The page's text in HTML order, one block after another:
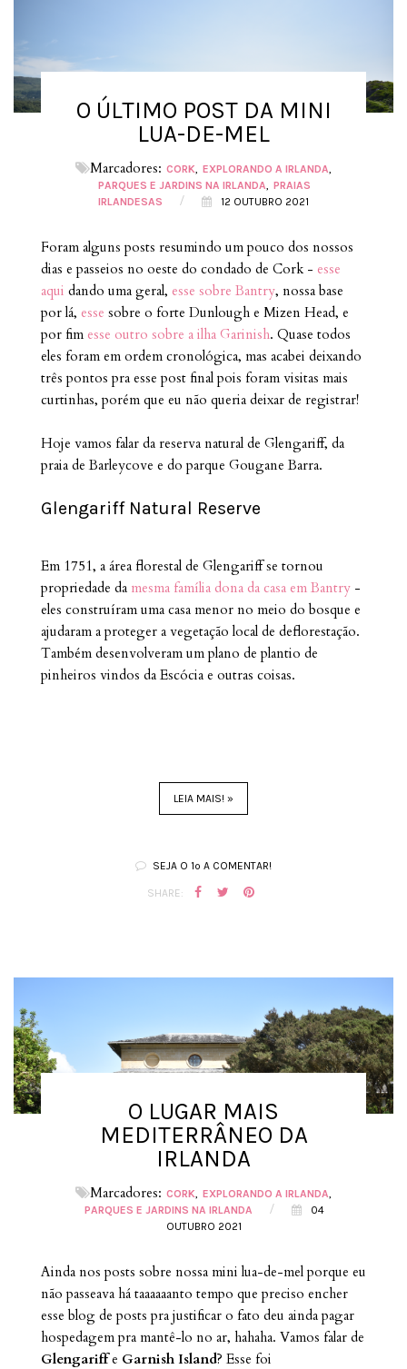
O ÚLTIMO POST DA MINI
LUA-DE-MEL
Marcadores: CORK
EXPLORANDO A IRLANDA
PARQUES E JARDINS NA IRLANDA
PRAIAS
IRLANDESAS
/ 12 OUTUBRO 2021
Foram alguns posts resumindo um pouco dos nossos
dias e passeios no oeste do condado de Cork - esse
aqui dando uma geral, esse sobre Bantry, nossa base
por lá, esse sobre o forte Dunlough e Mizen Head, e
por fim esse outro sobre a ilha Garinish. Quase todos
eles foram em ordem cronológica, mas acabei deixando
três pontos pra esse post final pois foram visitas mais
curtinhas, porém que eu não queria deixar de registrar!
Hoje vamos falar da reserva natural de Glengariff, da
praia de Barleycove e do parque Gougane Barra.
Glengariff Natural Reserve
Em 1751, a área florestal de Glengariff se tornou
propriedade da mesma família dona da casa em Bantry -
eles construíram uma casa menor no meio do bosque e
ajudaram a proteger a vegetação local de deflorestação.
Também desenvolveram um plano de plantio de
pinheiros vindos da Escócia e outras coisas.
LEIA MAIS! »
SEJA O 1º A COMENTAR!
SHARE:
O LUGAR MAIS
MEDITERRÂNEO DA
IRLANDA
Marcadores: CORK
EXPLORANDO A IRLANDA
PARQUES E JARDINS NA IRLANDA
/
04
OUTUBRO 2021
Ainda nos posts sobre nossa mini lua-de-mel porque eu
não passeava há taaaaaanto tempo que preciso encher
esse blog de posts pra justificar o fato deu ainda pagar
hospedagem pra mantê-lo no ar, hahaha. Vamos falar de
Glengariffe Garnish Island? Esse foi